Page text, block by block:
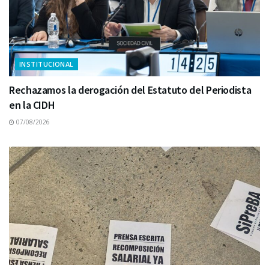
INSTITUCIONAL
Rechazamos la derogación del Estatuto del Periodista
en la CIDH
07/08/2026